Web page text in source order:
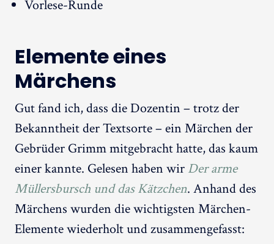
Vorlese-Runde
Elemente eines
Märchens
Gut fand ich, dass die Dozentin – trotz der
Bekanntheit der Textsorte – ein Märchen der
Gebrüder Grimm mitgebracht hatte, das kaum
einer kannte. Gelesen haben wir Der arme
Müllersbursch und das Kätzchen. Anhand des
Märchens wurden die wichtigsten Märchen-
Elemente wiederholt und zusammengefasst: